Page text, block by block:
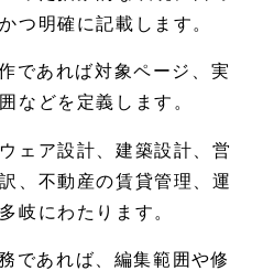
つ明確に記載します。
であれば対象ページ、実
などを定義します。
ェア設計、建築設計、営
、不動産の賃貸管理、運
岐にわたります。
であれば、編集範囲や修